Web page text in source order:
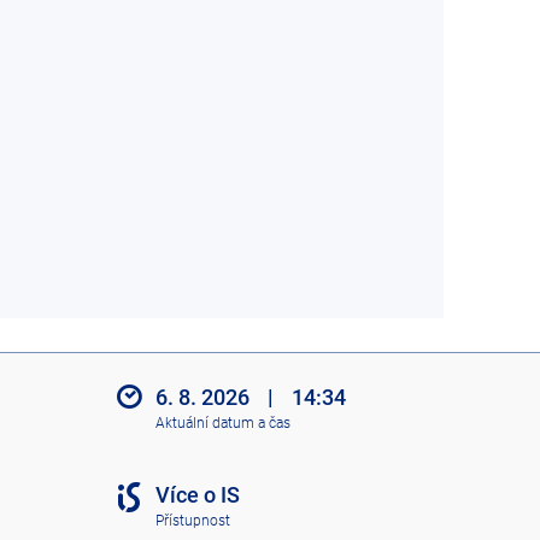
6. 8. 2026 | 14:34
Aktuální datum a čas
Více o IS
Přístupnost